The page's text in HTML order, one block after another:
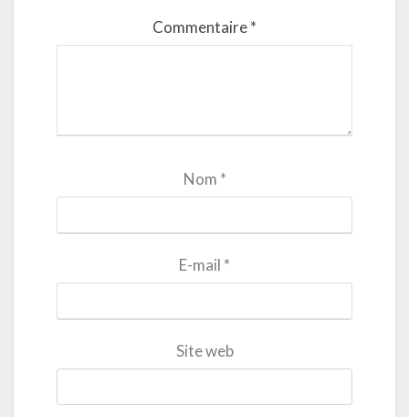
Commentaire*
Nom *
E-mail *
Site web